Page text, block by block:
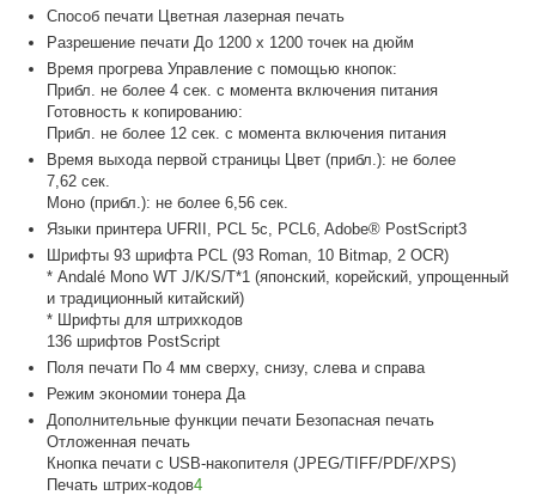
Способ печати Цветная лазерная печать
Разрешение печати До 1200 х 1200 точек на дюйм
Время прогрева Управление с помощью кнопок:
Прибл. не более 4 сек. с момента включения питания
Готовность к копированию:
Прибл. не более 12 сек. с момента включения питания
Время выхода первой страницы Цвет (прибл.): не более
7,62 сек.
Моно (прибл.): не более 6,56 сек.
Языки принтера UFRII, PCL 5c, PCL6, Adobe® PostScript3
Шрифты 93 шрифта PCL (93 Roman, 10 Bitmap, 2 OCR)
* Andalé Mono WT J/K/S/T*1 (японский, корейский, упрощенный
и традиционный китайский)
* Шрифты для штрихкодов
136 шрифтов PostScript
Поля печати По 4 мм сверху, снизу, слева и справа
Режим экономии тонера Да
Дополнительные функции печати Безопасная печать
Отложенная печать
Кнопка печати с USB-накопителя (JPEG/TIFF/PDF/XPS)
Печать штрих-кодов4